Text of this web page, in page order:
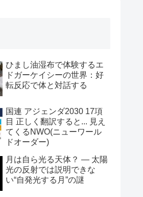
ひまし油湿布で体験するエ
ドガーケイシーの世界：好
転反応で体と対話する
国連 アジェンダ2030 17項
目 正しく翻訳すると... 見え
てくるNWO(ニューワール
ドオーダー)
月は自ら光る天体？ ― 太陽
光の反射では説明できな
い“自発光する月”の謎